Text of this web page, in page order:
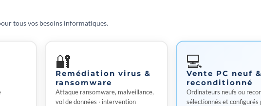
tous vos besoins informatiques.
🔐
Remédiation virus &
ransomware
Attaque ransomware, malveillance,
vol de données · intervention
💻
Vente PC neuf
reconditionné
Ordinateurs neufs ou
sélectionnés et configurés